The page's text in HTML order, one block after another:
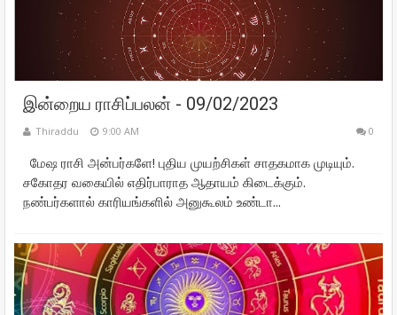
இன்றைய ராசிப்பலன் - 09/02/2023
Thiraddu 9:00 AM 0
மேஷ ராசி அன்பர்களே! புதிய முயற்சிகள் சாதகமாக முடியும்.
சகோதர வகையில் எதிர்பாராத ஆதாயம் கிடைக்கும்.
நண்பர்களால் காரியங்களில் அனுகூலம் உண்டா...